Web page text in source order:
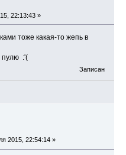
22:13:43 »
тоже какая-то жепь в
пулю :'(
Записан
2015, 22:54:14 »